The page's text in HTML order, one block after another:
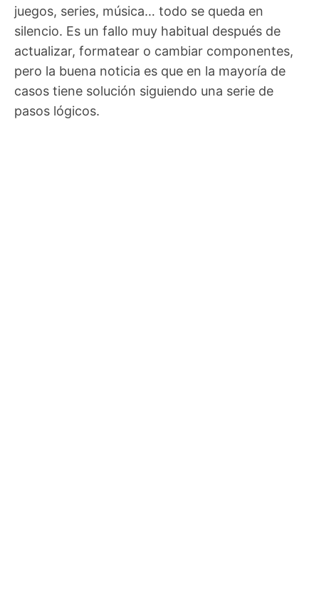
juegos, series, música… todo se queda en
silencio. Es un fallo muy habitual después de
actualizar, formatear o cambiar componentes,
pero la buena noticia es que en la mayoría de
casos tiene solución siguiendo una serie de
pasos lógicos.